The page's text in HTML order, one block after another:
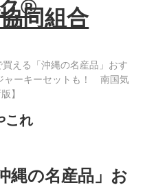
買える「沖縄の名産品」おす
ャーキーセットも！ 南国気
】
これ
縄の名産品」お